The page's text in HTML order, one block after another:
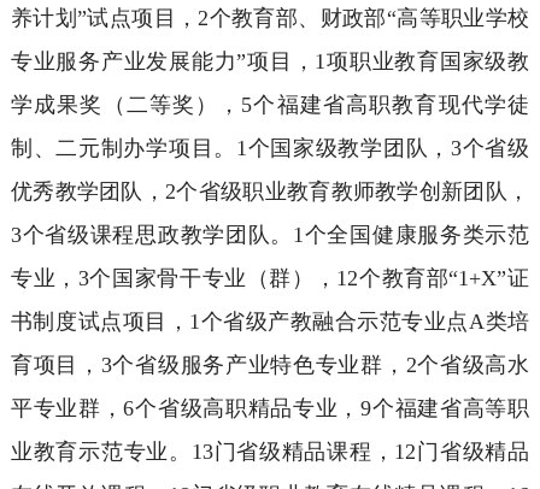
养计划”试点项目，2个教育部、财政部“高等职业学校
专业服务产业发展能力”项目，1项职业教育国家级教
学成果奖（二等奖），5个福建省高职教育现代学徒
制、二元制办学项目。1个国家级教学团队，3个省级
优秀教学团队，2个省级职业教育教师教学创新团队，
3个省级课程思政教学团队。1个全国健康服务类示范
专业，3个国家骨干专业（群），12个教育部“1+X”证
书制度试点项目，1个省级产教融合示范专业点A类培
育项目，3个省级服务产业特色专业群，2个省级高水
平专业群，6个省级高职精品专业，9个福建省高等职
业教育示范专业。13门省级精品课程，12门省级精品